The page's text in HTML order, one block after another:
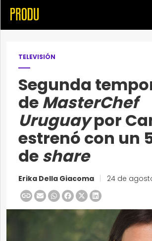
TELEVISIÓN
Segunda
de MasterChef
Uruguaypor
estrenó con un
de share
Erika Della Giacoma 24 de